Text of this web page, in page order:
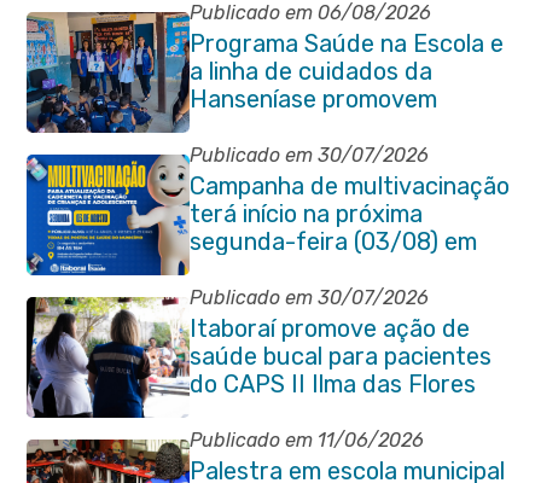
Publicado em 06/08/2026
Programa Saúde na Escola e
a linha de cuidados da
Hanseníase promovem
conscientização sobre
hanseníase na E.M Adelaide
de Magalhães Seabra
Publicado em 30/07/2026
Campanha de multivacinação
terá início na próxima
segunda-feira (03/08) em
Itaboraí
Publicado em 30/07/2026
Itaboraí promove ação de
saúde bucal para pacientes
do CAPS II Ilma das Flores
Publicado em 11/06/2026
Palestra em escola municipal